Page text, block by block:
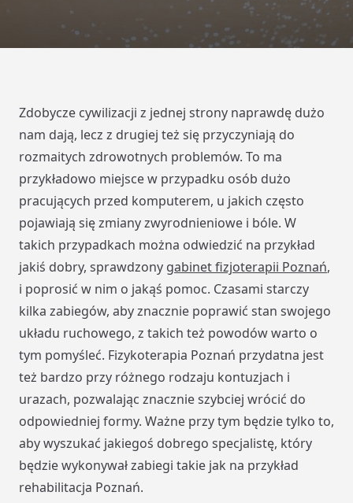
Zdobycze cywilizacji z jednej strony naprawdę dużo
nam dają, lecz z drugiej też się przyczyniają do
rozmaitych zdrowotnych problemów. To ma
przykładowo miejsce w przypadku osób dużo
pracujących przed komputerem, u jakich często
pojawiają się zmiany zwyrodnieniowe i bóle. W
takich przypadkach można odwiedzić na przykład
jakiś dobry, sprawdzony gabinet fizjoterapii Poznań,
i poprosić w nim o jakąś pomoc. Czasami starczy
kilka zabiegów, aby znacznie poprawić stan swojego
układu ruchowego, z takich też powodów warto o
tym pomyśleć. Fizykoterapia Poznań przydatna jest
też bardzo przy różnego rodzaju kontuzjach i
urazach, pozwalając znacznie szybciej wrócić do
odpowiedniej formy. Ważne przy tym będzie tylko to,
aby wyszukać jakiegoś dobrego specjalistę, który
będzie wykonywał zabiegi takie jak na przykład
rehabilitacja Poznań.